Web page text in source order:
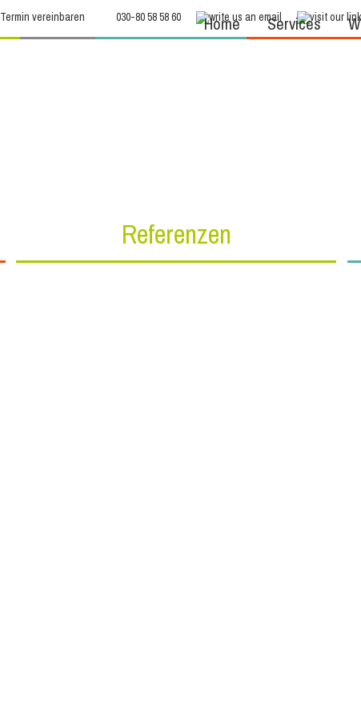
Termin vereinbaren 030-80 58 58 60 Home Services
Referenzen